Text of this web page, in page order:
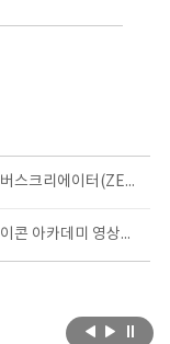
2022 충북콘텐츠코리아랩 메타버스크리에이터(ZEP/Gather) 양성과정 모집
2022 충북콘텐츠코리아랩 플레이콘 아카데미 영상공모전 숏폼 트랙영상 추가 모집